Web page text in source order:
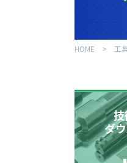
HOME 工
ダ